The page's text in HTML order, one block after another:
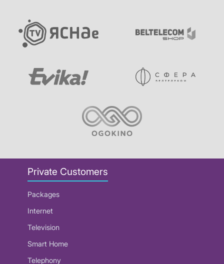
Private Customers
Packages
Internet
Television
Smart Home
Telephony